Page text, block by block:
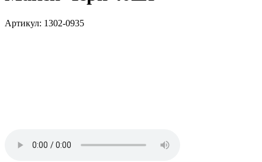
Артикул: 1302-0935